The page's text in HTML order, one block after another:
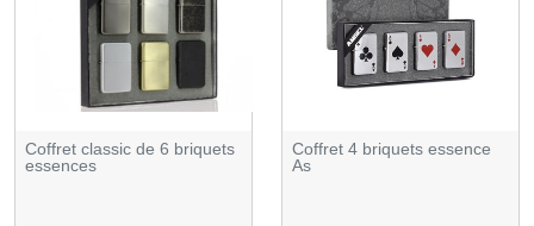
Coffret classic de 6 briquets
essences
Coffret 4 briquets essence
As